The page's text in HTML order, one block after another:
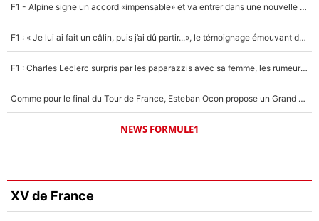
F1 - Alpine signe un accord «impensable» et va entrer dans une nouvelle dimension : Grande nouvelle pour Pierre Gasly !
F1 : « Je lui ai fait un câlin, puis j’ai dû partir...», le témoignage émouvant de Max Verstappen sur sa fille
F1 : Charles Leclerc surpris par les paparazzis avec sa femme, les rumeurs étaient vraies !
Comme pour le final du Tour de France, Esteban Ocon propose un Grand Prix de Formule 1 à Paris : «Autour de l’Arc de Triomphe, ce serait génial» !
NEWS FORMULE1
XV de France